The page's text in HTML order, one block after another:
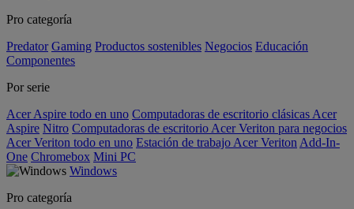
Pro categoría
Predator Gaming Productos sostenibles Negocios Educación
Componentes
Por serie
Acer Aspire todo en uno Computadoras de escritorio clásicas Acer
Aspire Nitro Computadoras de escritorio Acer Veriton para negocios
Acer Veriton todo en uno Estación de trabajo Acer Veriton Add-In-
One Chromebox Mini PC
Windows
Pro categoría